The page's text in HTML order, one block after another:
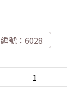
編號：6028